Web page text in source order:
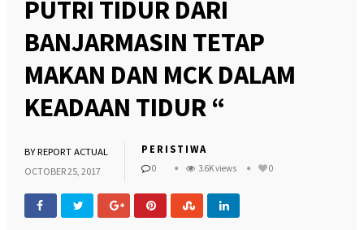
PUTRI TIDUR DARI
BANJARMASIN TETAP
MAKAN DAN MCK DALAM
KEADAAN TIDUR “
BYREPORT ACTUAL
OCTOBER 25, 2017
PERISTIWA
0 3.6K views 0